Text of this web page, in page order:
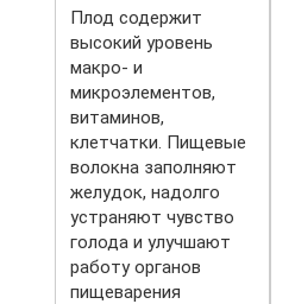
Плод содержит
высокий уровень
макро- и
микроэлементов,
витаминов,
клетчатки. Пищевые
волокна заполняют
желудок, надолго
устраняют чувство
голода и улучшают
работу органов
пищеварения